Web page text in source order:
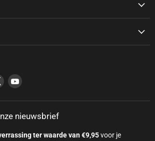
Instagram
op RSS
Vind ons op X
Vind ons op YouTube
nieuwsbrief
ter waarde van €9,95voor je